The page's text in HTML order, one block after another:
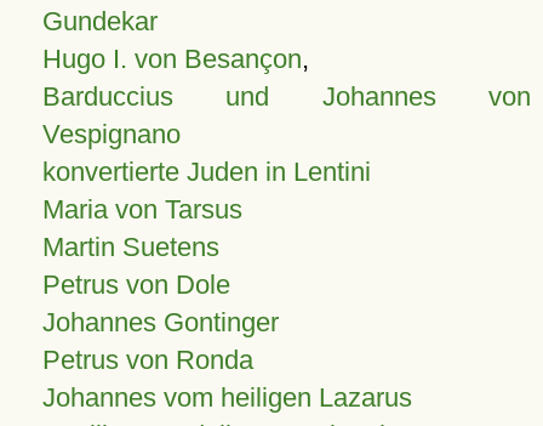
Gundekar
Hugo I. von Besançon,
Barduccius und Johannes von
Vespignano
konvertierte Juden in Lentini
Maria von Tarsus
Martin Suetens
Petrus von Dole
Johannes Gontinger
Petrus von Ronda
Johannes vom heiligen Lazarus